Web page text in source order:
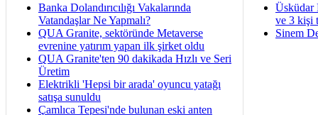
Banka Dolandırıcılığı Vakalarında
Vatandaşlar Ne Yapmalı?
QUA Granite, sektöründe Metaverse
evrenine yatırım yapan ilk şirket oldu
QUA Granite'ten 90 dakikada Hızlı ve Seri
Üretim
Elektrikli 'Hepsi bir arada' oyuncu yatağı
satışa sunuldu
Çamlıca Tepesi'nde bulunan eski anten
Üsküdar
ve 3 kişi
Sinem